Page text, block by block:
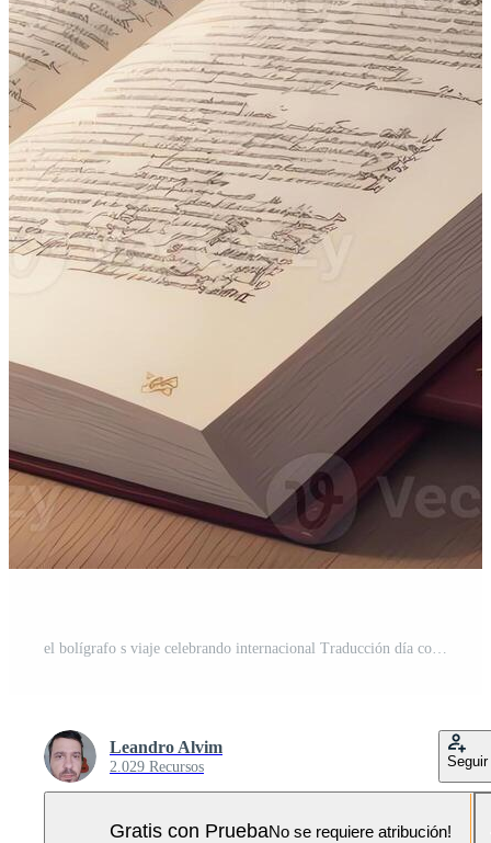
el bolígrafo s viaje celebrando internacional Traducción día con el poder de palabras. ai generado. Foto Pro
Leandro Alvim
2.029 Recursos Seguir
Gratis con PruebaNo se requiere atribución!